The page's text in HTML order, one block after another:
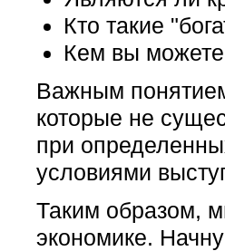
Кто такие
Кем вы
Важным
которые не
при
условиями
Таким образом,
экономике.